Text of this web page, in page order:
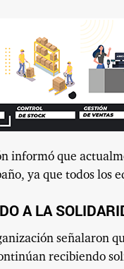
informó que
ya que todos los
A LA
señalaron
recibiendo